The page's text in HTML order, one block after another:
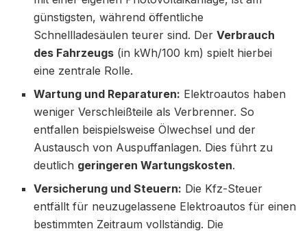
günstigsten, während öffentliche
Schnellladesäulen teurer sind. DerVerbrauch
des Fahrzeugs (in kWh/100 km) spielt hierbei
eine zentrale Rolle.
Wartung und Reparaturen: Elektroautos haben
weniger Verschleißteile als Verbrenner. So
entfallen beispielsweise Ölwechsel und der
Austausch von Auspuffanlagen. Dies führt zu
deutlich geringeren Wartungskosten.
Versicherung und Steuern: Die Kfz-Steuer
entfällt für neuzugelassene Elektroautos für einen
bestimmten Zeitraum vollständig. Die